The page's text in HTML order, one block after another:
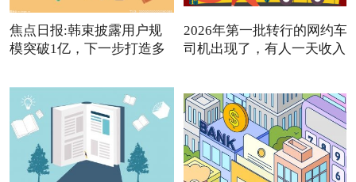
焦点日报:韩束披露用户规
模突破1亿，下一步打造多
2026年第一批转行的网约车
司机出现了，有人一天收入